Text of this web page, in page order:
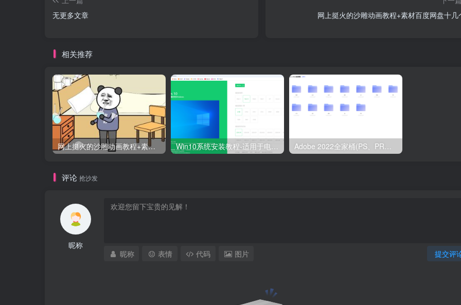
无更多文章
网上挺火的沙雕动画教程+素材百度网盘十几
相关推荐
网上挺火的沙雕动画教程+素材百度网盘十几个G Win10系统安装教程-适用于电脑能正常启动 Adobe 2022全家桶(PS、PR、AE)下载即可安装
评论 抢沙发
昵称
提交评
昵称 表情 代码 图片